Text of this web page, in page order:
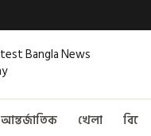
আন্তর্জাতিক খেলা